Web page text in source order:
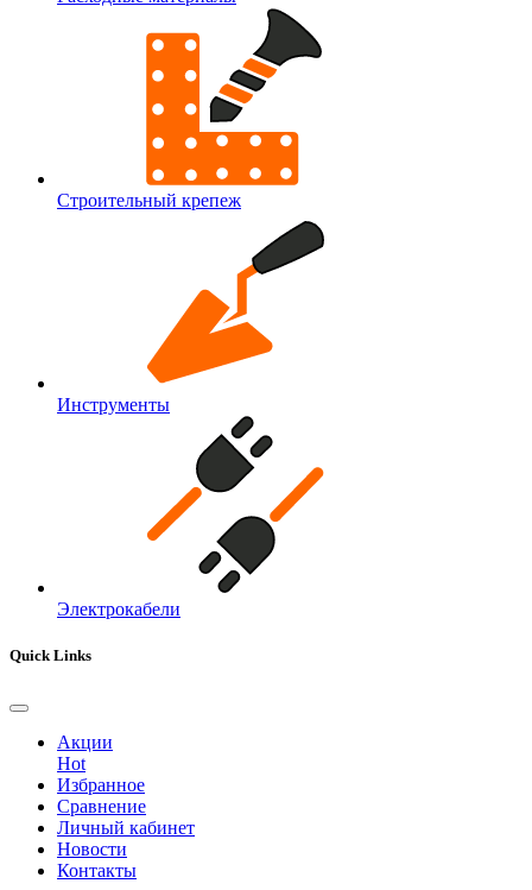
Строительный крепеж
Инструменты
Электрокабели
Quick Links
Акции
Hot
Избранное
Сравнение
Личный кабинет
Новости
Контакты